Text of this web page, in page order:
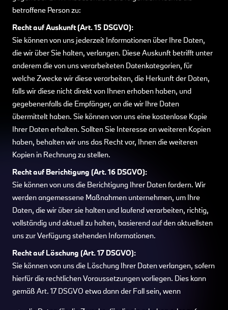
betroffene Person zu:
Recht auf Auskunft (Art. 15 DSGVO):
Sie können von uns jederzeit Informationen über Ihre Daten,
die wir über Sie halten, verlangen. Diese Auskunft betrifft unter
anderem die von uns verarbeiteten Datenkategorien, für
welche Zwecke wir diese verarbeiten, die Herkunft der Daten,
falls wir diese nicht direkt von Ihnen erhoben haben, und
gegebenenfalls die Empfänger, an die wir Ihre Daten
übermittelt haben. Sie können von uns eine kostenlose Kopie
Ihrer Daten erhalten. Sollten Sie Interesse an weiteren Kopien
haben, behalten wir uns das Recht vor, Ihnen die weiteren
Kopien in Rechnung zu stellen.
Recht auf Berichtigung (Art. 16 DSGVO):
Sie können von uns die Berichtigung Ihrer Daten fordern. Wir
werden angemessene Maßnahmen unternehmen, um Ihre
Daten, die wir über sie halten und laufend verarbeiten, richtig,
vollständig und aktuell zu halten, basierend auf den aktuellsten
uns zur Verfügung stehenden Informationen.
Recht auf Löschung (Art. 17 DSGVO):
Sie können von uns die Löschung Ihrer Daten verlangen, sofern
hierfür die rechtlichen Voraussetzungen vorliegen. Dies kann
gemäß Art. 17 DSGVO etwa dann der Fall sein, wenn